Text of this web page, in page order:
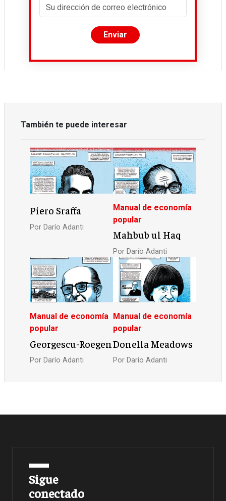
También te puede interesar
Piero Sraffa
Por Darío Adanti
Manual de economía
popular
Mahbub ul Haq
Por Darío Adanti
Manual de economía
popular
Georgescu-Roegen
Por Darío Adanti
Manual de economía
popular
Donella Meadows
Por Darío Adanti
Sigue
conectado